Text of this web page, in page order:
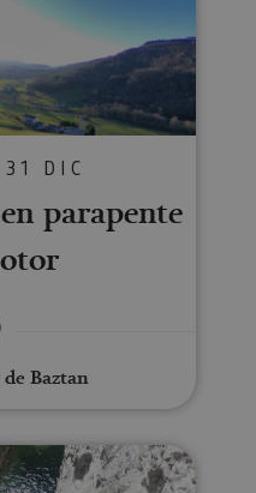
DIC
parapente
Baztan
de barrancos